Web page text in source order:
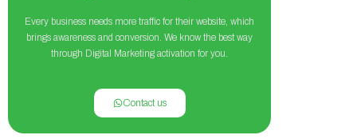
Every business needs more traffic for their website, which
brings awareness and conversion. We know the best way
through Digital Marketing activation for you.
Contact us